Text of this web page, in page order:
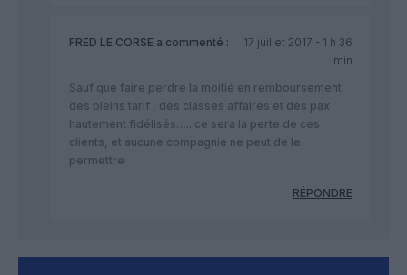
FRED LE CORSE a commenté :
17 juillet 2017 - 1 h 36
min
Sauf que faire perdre la moitié en remboursement
des pleins tarif , des classes affaires et des pax
hautement fidélisés….. ce sera la perte de ces
clients, et aucune compagnie ne peut de le
permettre
RÉPONDRE